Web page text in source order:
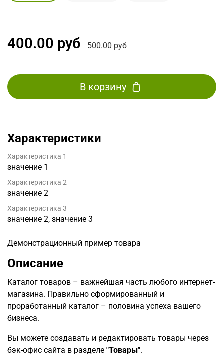
400.00 руб 500.00 руб
В корзину
Характеристики
Характеристика 1
значение 1
Характеристика 2
значение 2
Характеристика 3
значение 2, значение 3
Демонстрационный пример товара
Описание
Каталог товаров – важнейшая часть любого интернет-
магазина. Правильно сформированный и
проработанный каталог – половина успеха вашего
бизнеса.
Вы можете создавать и редактировать товары через
бэк-офис сайта в разделе "Товары".